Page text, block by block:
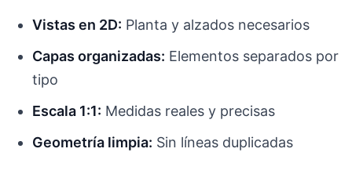
Vistas en 2D: Planta y alzados necesarios
Capas organizadas: Elementos separados por
tipo
Escala 1:1: Medidas reales y precisas
Geometría limpia: Sin líneas duplicadas